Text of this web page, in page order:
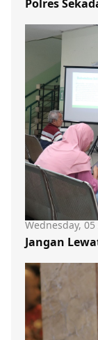
Polres
Wednesday,
Jangan